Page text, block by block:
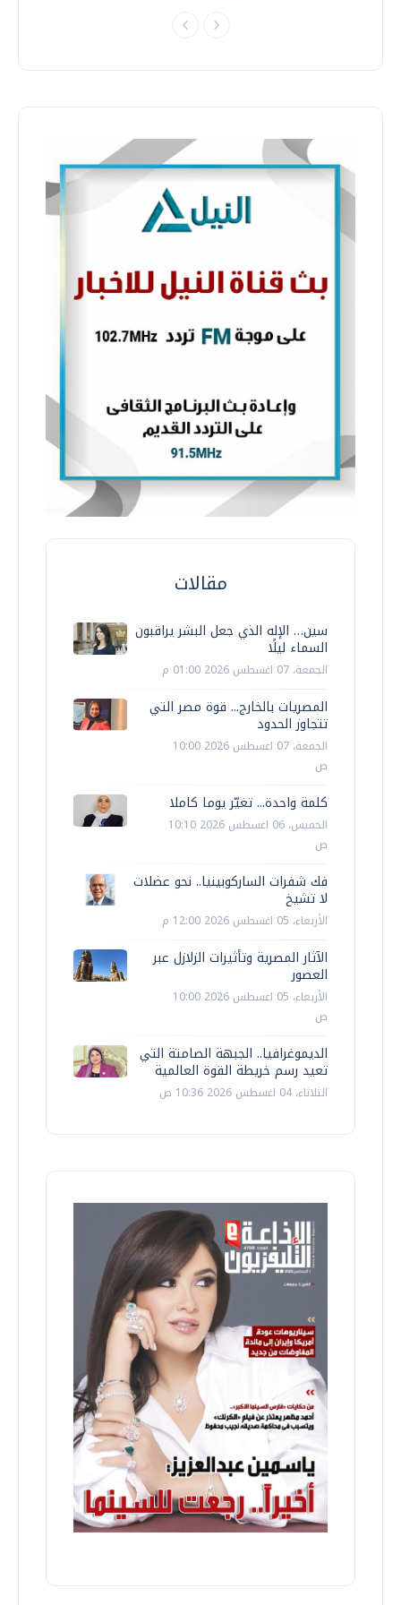
مقالات
سين… الإله الذي جعل البشر يراقبون
السماء ليلًا
الجمعة، 07 اغسطس 2026 01:00 م
المصريات بالخارج... قوة مصر التي
تتجاوز الحدود
الجمعة، 07 اغسطس 2026 10:00
ص
كلمة واحدة... تغيّر يوما كاملا
الخميس، 06 اغسطس 2026 10:10
ص
فك شفرات الساركوبينيا.. نحو عضلات
لا تشيخ
الأربعاء، 05 اغسطس 2026 12:00 م
الآثار المصرية وتأثيرات الزلازل عبر
العصور
الأربعاء، 05 اغسطس 2026 10:00
ص
الديموغرافيا.. الجبهة الصامتة التي
تعيد رسم خريطة القوة العالمية
الثلاثاء، 04 اغسطس 2026 10:36 ص